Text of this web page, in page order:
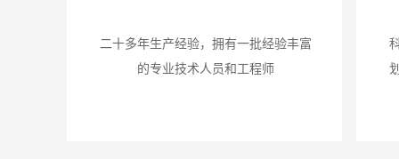
二十多年生产经验，拥有一批经验丰富
的专业技术人员和工程师